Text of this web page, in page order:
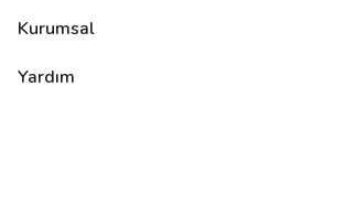
Kurumsal
Yardım